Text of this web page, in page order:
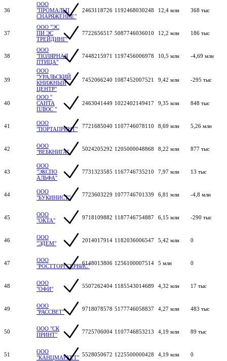
36
ООО
"ПРОМАЛЬП
СНАРЯЖЕНИЕ"
2463118726 1192468030248 12,4 млн 368 тыс
37
ООО "ЭС
ПИ ЭС
ТРЕЙДИНГ"
7722656517 5087746036010 12,2 млн 186 тыс
38
ООО
"ПОЛЯРНАЯ
ПТИЦА"
7448215971 1197456006978 10,5 млн -4,69 млн
39
ООО
"УРАЛЬСКИЙ
КНИЖНЫЙ
ЦЕНТР"
7452066240 1087452007521 9,42 млн -295 тыс
40
ООО "
САНТА
ПЛЮС "
2463041449 1022402149417 9,35 млн 848 тыс
41
ООО
"ПОРТАПРИНТ"
7721685040 1107746078110 8,69 млн 5,26 млн
42
ООО
"ВЕБКНИГА"
5024205292 1205000048868 8,22 млн 877 тыс
43
ООО
"ЭКСПО
АЛЬФА"
7731323585 1167746735210 7,97 млн 13 тыс
44
ООО
"БУКИНИСТ"
7723603229 1077746701339 6,81 млн -4,8 млн
45
ООО
"ОКТА"
9718109882 1187746754887 6,15 млн -290 тыс
46
ООО
"ЭДЕМ"
2014017914 1182036006547 5,42 млн 0
47
ООО
"РОСТТОРГСЕРВИС"6148013806 1256100007514 5 млн 0
48
ООО
"ОФИ"
5507262404 1185543014689 4,32 млн 17 тыс
49
ООО
"РАССВЕТ"
9718078578 5177746058837 4,27 млн 483 тыс
50
ООО "СК
ПРИНТ"
7725706004 1107746853213 4,19 млн 89 тыс
51
ООО
"КАНЦМАРКЕТ" 5528050672 1225500000428 4,19 млн 0